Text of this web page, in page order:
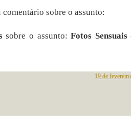
sobre o assunto:
sobre o assunto:Fotos
19 de